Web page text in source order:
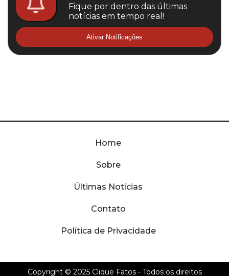
Fique por dentro das últimas
notícias em tempo real!
Ativar Notificações
Home
Sobre
Últimas Notícias
Contato
Política de Privacidade
Copyright © 2025 Clique Fatos- Todos os direitos